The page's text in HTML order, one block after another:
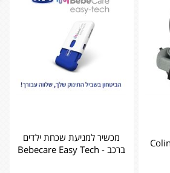
מכשיר למניעת שכחת ילדים
ברכב - Bebecare Easy Tech